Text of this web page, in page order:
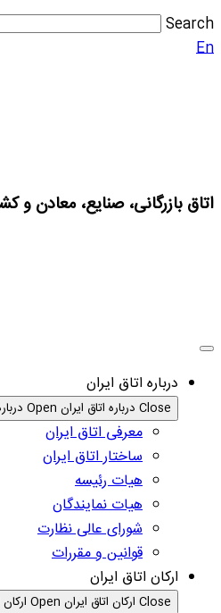
Search
En
اتاق بازرگانی، صنایع، معادن و
درباره اتاق ایران
Close درباره اتاق ایران Open درباره اتاق ایران
معرفی اتاق ایران
ساختار اتاق ایران
هیات رئیسه
هیات نمایندگان
شورای عالی نظارت
قوانین و مقررات
ارکان اتاق ایران
Close ارکان اتاق ایران Open ارکان اتاق ایران